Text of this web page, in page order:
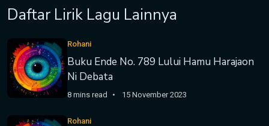
Daftar Lirik Lagu Lainnya
Rohani
Buku Ende No. 789 Lului Hamu Harajaon
Ni Debata
8 mins read 15 November 2023
Rohani